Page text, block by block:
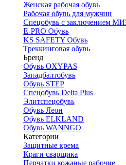
Женская рабочая обувь
Рабочая обувь для мужчин
Спецобувь с заключением
E-PRO Обувь
KS SAFETY Обувь
Треккинговая обувь
Бренд
Обувь OXYPAS
Западбалтобувь
Обувь STEP
Спецобувь Delta Plus
Элитспецобувь
Обувь Леон
Обувь ELKLAND
Обувь WANNGO
Категории
Защитные крема
Краги сварщика
Перчатки кожаные рабочие